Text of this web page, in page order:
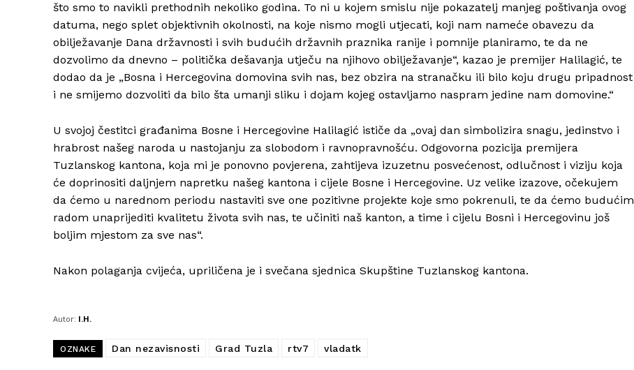
Info
O nama
Kontakt
što smo to navikli prethodnih nekoliko godina. To ni u kojem smislu nije pokazatelj manjeg poštivanja ovog
datuma, nego splet objektivnih okolnosti, na koje nismo mogli utjecati, koji nam nameće obavezu da
obilježavanje Dana državnosti i svih budućih državnih praznika ranije i pomnije planiramo, te da ne
dozvolimo da dnevno – politička dešavanja utječu na njihovo obilježavanje“, kazao je premijer Halilagić, te
dodao da je „Bosna i Hercegovina domovina svih nas, bez obzira na stranačku ili bilo koju drugu pripadnost
i ne smijemo dozvoliti da bilo šta umanji sliku i dojam kojeg ostavljamo naspram jedine nam domovine.“
U svojoj čestitci građanima Bosne i Hercegovine Halilagić ističe da „ovaj dan simbolizira snagu, jedinstvo i
hrabrost našeg naroda u nastojanju za slobodom i ravnopravnošću. Odgovorna pozicija premijera
Tuzlanskog kantona, koja mi je ponovno povjerena, zahtijeva izuzetnu posvećenost, odlučnost i viziju koja
će doprinositi daljnjem napretku našeg kantona i cijele Bosne i Hercegovine. Uz velike izazove, očekujem
da ćemo u narednom periodu nastaviti sve one pozitivne projekte koje smo pokrenuli, te da ćemo budućim
radom unaprijediti kvalitetu života svih nas, te učiniti naš kanton, a time i cijelu Bosni i Hercegovinu još
boljim mjestom za sve nas“.
Nakon polaganja cvijeća, upriličena je i svečana sjednica Skupštine Tuzlanskog kantona.
Autor: I.H.
OZNAKE Dan nezavisnosti Grad Tuzla rtv7 vladatk